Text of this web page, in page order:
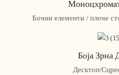
Бочни елементи / плоче
Боја Зрна
Десктоп/